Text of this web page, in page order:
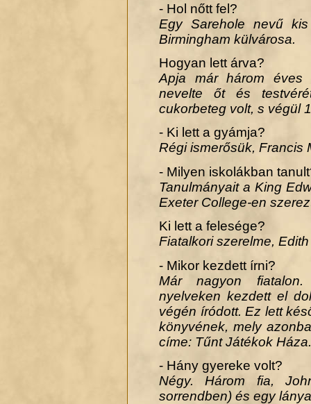
- Hol nőtt fel?
Egy Sarehole nevű
Birmingham külvárosa.
Hogyan lett árva?
Apja már három éves
nevelte őt és
cukorbeteg volt, s végül
- Ki lett a gyámja?
Régi ismerősük, Francis
- Milyen iskolákban
Tanulmányait a King
Exeter College-en
Ki lett a felesége?
Fiatalkori szerelme,
- Mikor kezdett írni?
Már nagyon fiatalon.
nyelveken kezdett el
végén íródott. Ez lett
könyvének, mely
címe: Tűnt Játékok Háza.
- Hány gyereke volt?
Négy. Három fia,
sorrendben) és egy